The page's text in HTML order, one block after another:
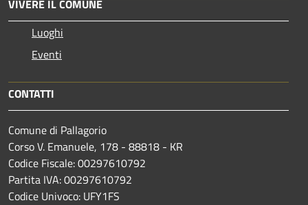
VIVERE IL COMUNE
Luoghi
Eventi
CONTATTI
Comune di Pallagorio
Corso V. Emanuele, 178 - 88818 - KR
Codice Fiscale: 00297610792
Partita IVA: 00297610792
Codice Univoco: UFY1FS